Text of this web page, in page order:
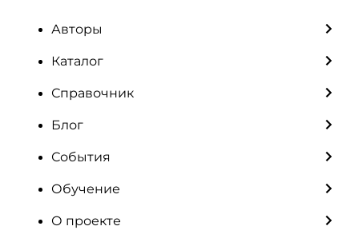
Авторы
Каталог
Справочник
Блог
События
Обучение
О проекте